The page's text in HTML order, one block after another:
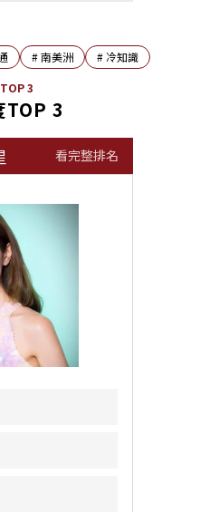
#南美洲 # 冷知識
3
TOP 3
看完整排名